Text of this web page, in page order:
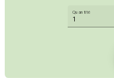
Quantité